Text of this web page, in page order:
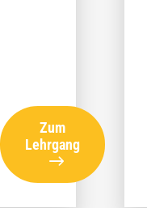
Zum
Lehrgang